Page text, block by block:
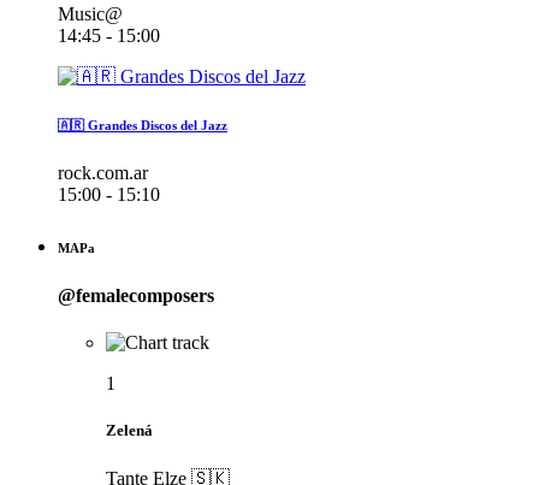
Music@
14:45 - 15:00
🇦🇷 Grandes Discos del Jazz
rock.com.ar
15:00 - 15:10
MAPa
@femalecomposers
1
Zelená
Tante Elze 🇸🇰